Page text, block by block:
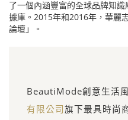
了一個內涵豐富的全球品牌知
據庫。2015年和2016年，華麗
論壇」。
BeautiMode創意生活
有限公司旗下最具時尚